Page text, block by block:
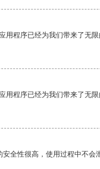
用程序已经为我们带来了无限
用程序已经为我们带来了无限
全性很高，使用过程中不会